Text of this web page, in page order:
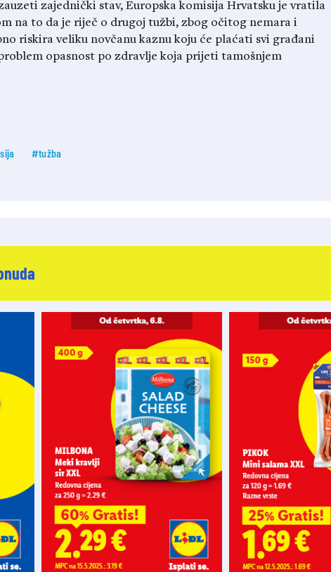
zajednički stav, Europska komisija Hrvatsku je vratila
na to da je riječ o drugoj tužbi, zbog očitog nemara i
riskira veliku novčanu kaznu koju će plaćati svi građani
opasnost po zdravlje koja prijeti tamošnjem
#tužba